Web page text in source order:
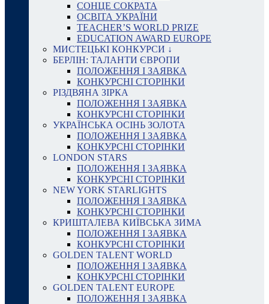
СОНЦЕ СОКРАТА
ОСВІТА УКРАЇНИ
TEACHER’S WORLD PRIZE
EDUCATION AWARD EUROPE
МИСТЕЦЬКІ КОНКУРСИ ↓
БЕРЛІН: ТАЛАНТИ ЄВРОПИ
ПОЛОЖЕННЯ І ЗАЯВКА
КОНКУРСНІ СТОРІНКИ
РІЗДВЯНА ЗІРКА
ПОЛОЖЕННЯ І ЗАЯВКА
КОНКУРСНІ СТОРІНКИ
УКРАЇНСЬКА ОСІНЬ ЗОЛОТА
ПОЛОЖЕННЯ І ЗАЯВКА
КОНКУРСНІ СТОРІНКИ
LONDON STARS
ПОЛОЖЕННЯ І ЗАЯВКА
КОНКУРСНІ СТОРІНКИ
NEW YORK STARLIGHTS
ПОЛОЖЕННЯ І ЗАЯВКА
КОНКУРСНІ СТОРІНКИ
КРИШТАЛЕВА КИЇВСЬКА ЗИМА
ПОЛОЖЕННЯ І ЗАЯВКА
КОНКУРСНІ СТОРІНКИ
GOLDEN TALENT WORLD
ПОЛОЖЕННЯ І ЗАЯВКА
КОНКУРСНІ СТОРІНКИ
GOLDEN TALENT EUROPE
ПОЛОЖЕННЯ І ЗАЯВКА